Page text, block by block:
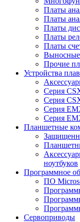
Платы
Платы
Платы
Платы
Платы
Выносные
Прочие
Устройства
Серия
Серия
Серия
Серия
Планшетные
ноутбуков
Программное
ПО
Сервоприводы